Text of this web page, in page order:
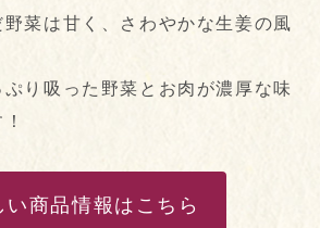
菜は甘く、さわやかな生姜の風
り吸った野菜とお肉が濃厚な味
い商品情報はこちら